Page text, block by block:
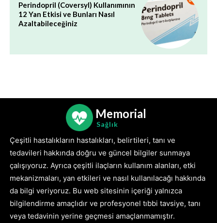
Perindopril (Coversyl) Kullanımının
12 Yan Etkisi ve Bunları Nasıl
Azaltabileceğiniz
Memorial
Sağlık
Çeşitli hastalıkların hastalıkları, belirtileri, tanı ve
tedavileri hakkında doğru ve güncel bilgiler sunmaya
çalışıyoruz. Ayrıca çeşitli ilaçların kullanım alanları, etki
mekanizmaları, yan etkileri ve nasıl kullanılacağı hakkında
da bilgi veriyoruz. Bu web sitesinin içeriği yalnızca
bilgilendirme amaçlıdır ve profesyonel tıbbi tavsiye, tanı
veya tedavinin yerine geçmesi amaçlanmamıştır.